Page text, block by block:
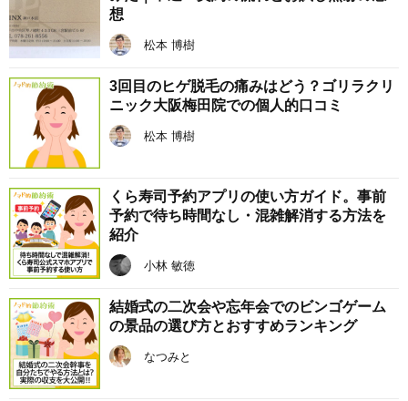
想
松本 博樹
3回目のヒゲ脱毛の痛みはどう？ゴリラクリ
ニック大阪梅田院での個人的口コミ
松本 博樹
くら寿司予約アプリの使い方ガイド。事前
予約で待ち時間なし・混雑解消する方法を
紹介
小林 敏徳
結婚式の二次会や忘年会でのビンゴゲーム
の景品の選び方とおすすめランキング
なつみと